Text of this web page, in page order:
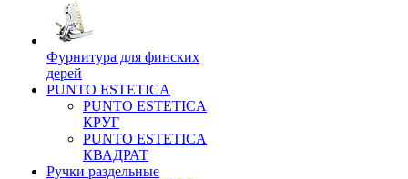
Фурнитура для финских
дерей
PUNTO ESTETICA
PUNTO ESTETICA
КРУГ
PUNTO ESTETICA
КВАДРАТ
Ручки раздельные